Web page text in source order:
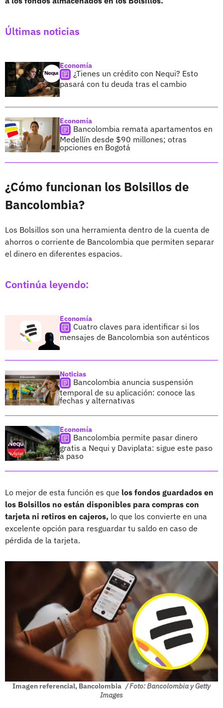
Últimas noticias
Economía
¿Tienes un crédito con Nequi? Esto
pasará con tu deuda tras el cambio
Economía
Bancolombia remata apartamentos en
Medellín desde $90 millones; otras
opciones en Bogotá
¿Cómo funcionan los Bolsillos de
Bancolombia?
Los Bolsillos son una herramienta dentro de la cuenta de
ahorros o corriente de Bancolombia que permiten separar
el dinero en diferentes espacios.
Continúa leyendo:
Economía
Cuatro claves para identificar si los
mensajes de Bancolombia son auténticos
Noticias
Bancolombia anuncia suspensión
temporal de su aplicación: conoce las
fechas y alternativas
Economía
Bancolombia permite pasar dinero
gratis a Nequi y Daviplata: sigue este paso
a paso
Lo mejor de esta función es que los fondos guardados en
los Bolsillos no están disponibles para compras con
tarjeta ni retiros en cajeros, lo que los convierte en una
excelente opción para resguardar tu saldo en caso de
pérdida de la tarjeta.
Imagen referencial, Bancolombia / Foto: Bancolombia y Getty
Images